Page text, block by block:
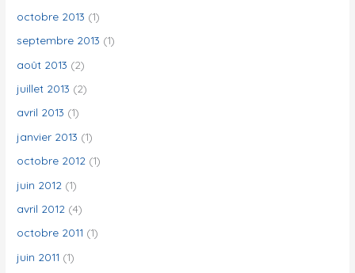
octobre 2013 (1)
septembre 2013 (1)
août 2013 (2)
juillet 2013 (2)
avril 2013 (1)
janvier 2013 (1)
octobre 2012 (1)
juin 2012 (1)
avril 2012 (4)
octobre 2011 (1)
juin 2011 (1)